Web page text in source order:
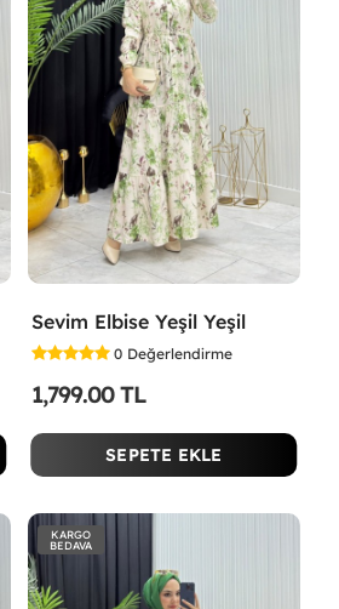
Sevim Elbise Yeşil Yeşil
0 Değerlendirme
1,799.00 TL
SEPETE EKLE
KARGO
BEDAVA